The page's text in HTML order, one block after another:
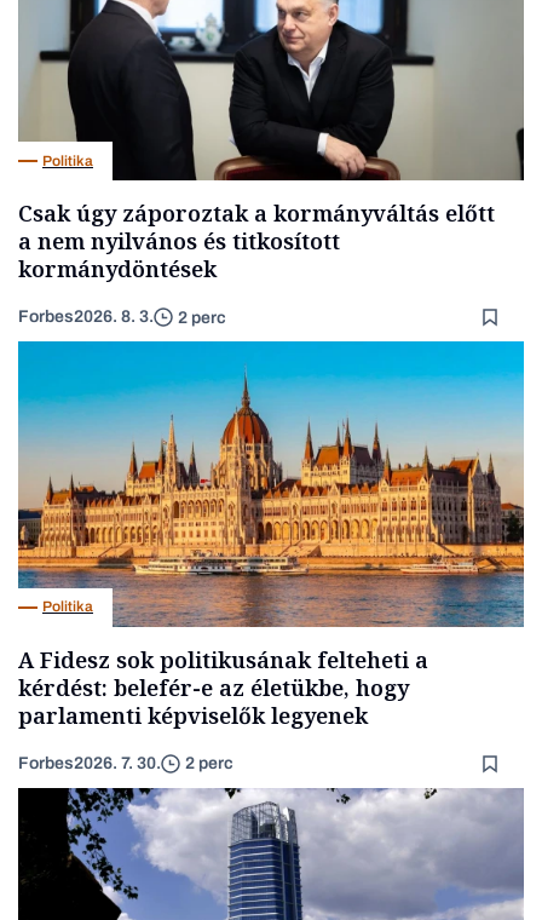
Politika
Csak úgy záporoztak a kormányváltás előtt
a nem nyilvános és titkosított
kormánydöntések
Forbes2026. 8. 3. 2 perc
Politika
A Fidesz sok politikusának felteheti a
kérdést: belefér-e az életükbe, hogy
parlamenti képviselők legyenek
Forbes2026. 7. 30. 2 perc